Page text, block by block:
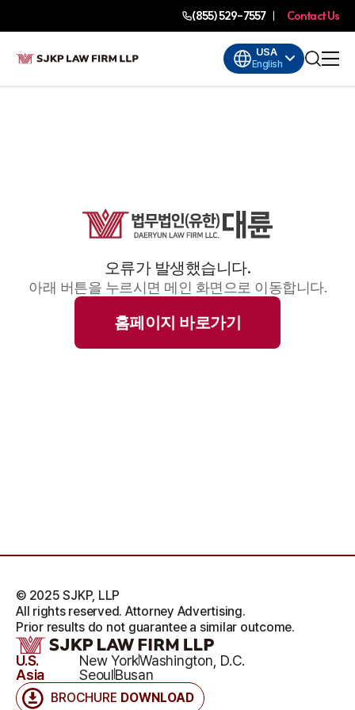
(855) 529-7557 Contact Us
USA
English
오류가 발생했습니다.
아래 버튼을 누르시면 메인 화면으로 이동합니다.
홈페이지 바로가기
BROCHURE DOWNLOAD
U.S. New YorkWashington, D.C.
Asia
SeoulBusan
© 2025 SJKP, LLP
All rights reserved. Attorney Advertising.
Prior results do not guarantee a similar outcome.